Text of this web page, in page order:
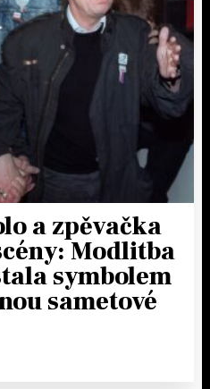
a zpěvačka
Modlitba
symbolem
sametové